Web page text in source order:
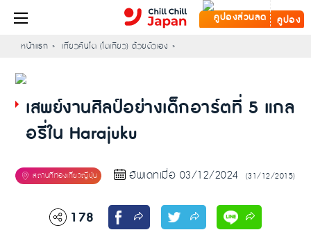
คูปอง
หน้าแรก เที่ยวคันโต (โตเกียว) ด้วยตัวเอง
เสพย์งานศิลป์อย่างเด็กอาร์ตที่ 5 แกล
อรี่ใน Harajuku
อัพเดทเมื่อ 03/12/2024 (31/12/2015)
178